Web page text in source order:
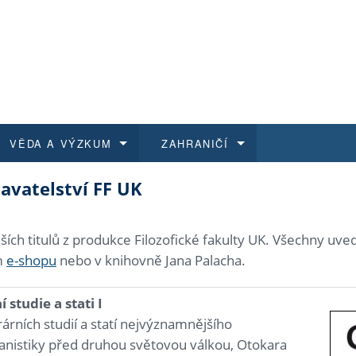
historie
další dokumenty
benefity pro zaměstnance
FF UK
a jak se přihlásit
programy
průběhu přijímaček
a magisterské studium
studium
VĚDA A VÝZKUM
na FF UK
kvalifikace
ZAHRANIČÍ
a výběrová řízení
studenti
FF UK
titulů z produkce Filozofické fakulty UK. Všechny
e-shopu nebo v knihovně Jana Palacha.
studie a stati I
studií a statí nejvýznamnějšího
před druhou světovou válkou, Otokara